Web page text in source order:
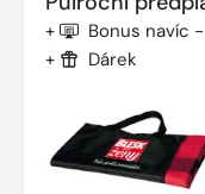
+ Bonus navíc
+ Dárek